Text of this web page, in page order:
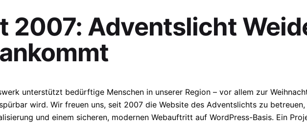
2007: Adventslicht
unterstützt bedürftige Menschen in unserer Region – vor allem zur
wird. Wir freuen uns, seit 2007 die Website des Adventslichts zu
und einem sicheren, modernen Webauftritt auf WordPress-Basis. Ein